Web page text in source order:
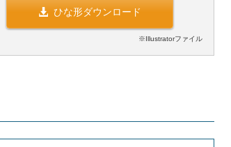
ひな形ダウンロード
※Illustratorファイル